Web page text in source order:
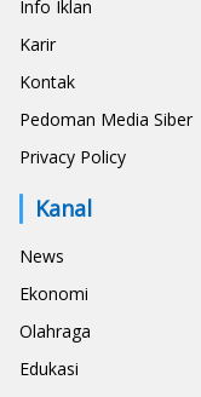
Info Iklan
Karir
Kontak
Pedoman Media Siber
Privacy Policy
Kanal
News
Ekonomi
Olahraga
Edukasi